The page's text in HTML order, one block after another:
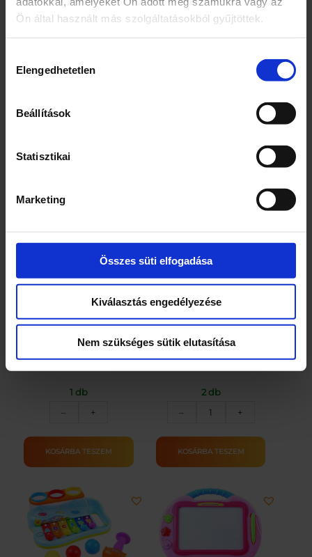
Ön által használt más szolgáltatásokból gyűjtöttek.
kiválasztása
Elengedhetetlen
Beállítások
Statisztikai
Marketing
Összes süti elfogadása
Kiválasztás engedélyezése
Nem szükséges sütik elutasítása
mikroorganizmusokat, azonban a fürdőzők
egészségére még nem ártalmas. Az ideális
szabadklór-tartalom (angolul: Free Chlorine –
Állatos, táncos
ugróiskola
11700Ft
1 db
–
ugróiskola
mennyiség
+
KOSÁRBA TESZEM
Elektromos Rock Gitár
gyermekeknek piros
színben
5400Ft
2 db
–
Elektromos
Gitár
gyermekeknek
mennyiség
+
KOSÁRBA TESZEM